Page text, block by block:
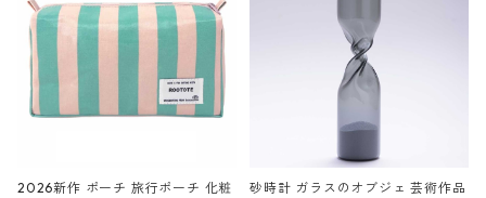
ーガンディー、オフホワイト
2026新作 ポーチ 旅行ポーチ 化粧
砂時計 ガラスのオブジェ 芸術作品